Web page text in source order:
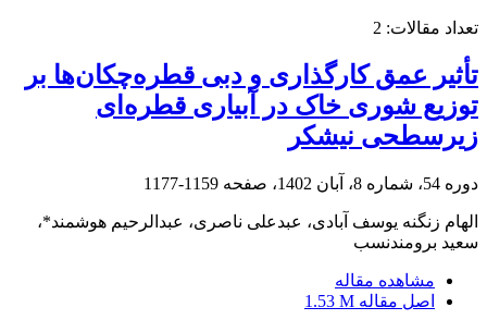
تعداد مقالات: 2
تأثیر عمق کارگذاری و دبی قطره‌چکان‌ها بر
توزیع شوری خاک در آبیاری قطره‌ای
زیرسطحی نیشکر
دوره 54، شماره 8، آبان 1402، صفحه 1159-1177
الهام زنگنه یوسف آبادی، عبدعلی ناصری، عبدالرحیم هوشمند*،
سعید برومندنسب
مشاهده مقاله
اصل مقاله 1.53 M